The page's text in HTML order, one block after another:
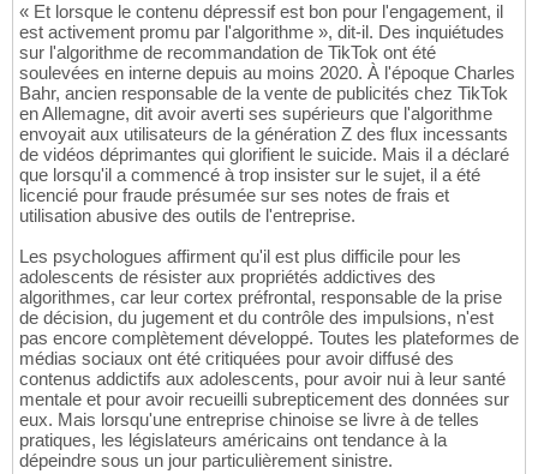
« Et lorsque le contenu dépressif est bon pour l'engagement, il
est activement promu par l'algorithme », dit-il. Des inquiétudes
sur l'algorithme de recommandation de TikTok ont été
soulevées en interne depuis au moins 2020. À l'époque Charles
Bahr, ancien responsable de la vente de publicités chez TikTok
en Allemagne, dit avoir averti ses supérieurs que l'algorithme
envoyait aux utilisateurs de la génération Z des flux incessants
de vidéos déprimantes qui glorifient le suicide. Mais il a déclaré
que lorsqu'il a commencé à trop insister sur le sujet, il a été
licencié pour fraude présumée sur ses notes de frais et
utilisation abusive des outils de l'entreprise.
Les psychologues affirment qu'il est plus difficile pour les
adolescents de résister aux propriétés addictives des
algorithmes, car leur cortex préfrontal, responsable de la prise
de décision, du jugement et du contrôle des impulsions, n'est
pas encore complètement développé. Toutes les plateformes de
médias sociaux ont été critiquées pour avoir diffusé des
contenus addictifs aux adolescents, pour avoir nui à leur santé
mentale et pour avoir recueilli subrepticement des données sur
eux. Mais lorsqu'une entreprise chinoise se livre à de telles
pratiques, les législateurs américains ont tendance à la
dépeindre sous un jour particulièrement sinistre.